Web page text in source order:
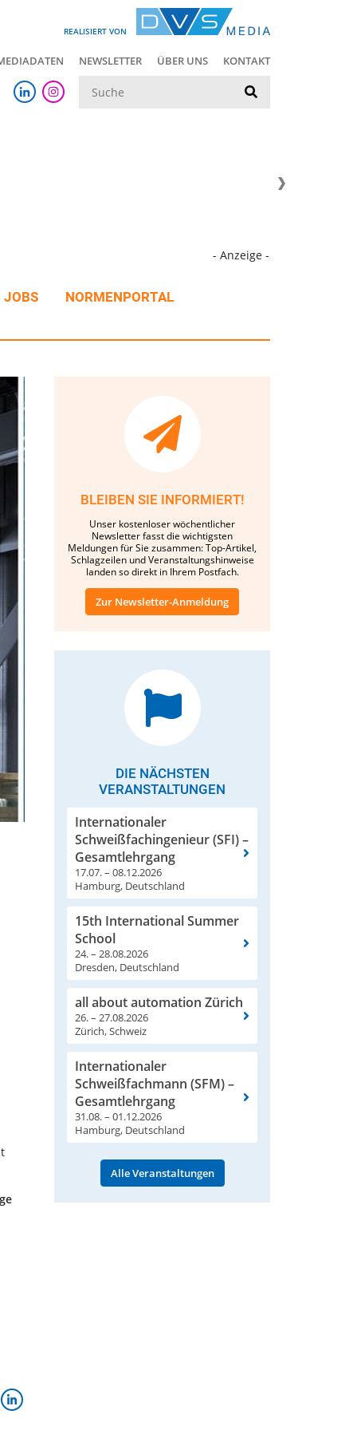
REALISIERT VON
NEWSLETTER ÜBER UNS KONTAKT
- Anzeige -
JOBS
NORMENPORTAL
BLEIBEN SIE INFORMIERT!
Unser kostenloser wöchentlicher
Newsletter fasst die wichtigsten
Meldungen für Sie zusammen: Top-Artikel,
Schlagzeilen und Veranstaltungshinweise
landen so direkt in Ihrem Postfach.
Zur Newsletter-Anmeldung
DIE NÄCHSTEN
VERANSTALTUNGEN
Internationaler
Schweißfachingenieur (SFI) –
Gesamtlehrgang
17.07. – 08.12.2026
Hamburg, Deutschland
15th International Summer
School
24. – 28.08.2026
Dresden, Deutschland
all about automation Zürich
26. – 27.08.2026
Zürich, Schweiz
Internationaler
Schweißfachmann (SFM) –
Gesamtlehrgang
31.08. – 01.12.2026
Hamburg, Deutschland
Alle Veranstaltungen